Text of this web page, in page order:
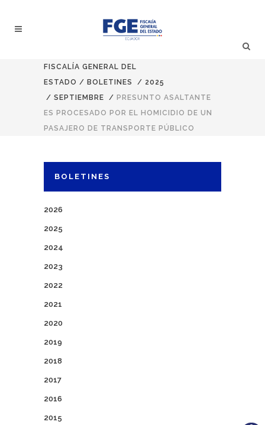
FISCALÍA GENERAL DEL
ESTADO / BOLETINES / 2025
/ SEPTIEMBRE / PRESUNTO ASALTANTE
ES PROCESADO POR EL HOMICIDIO DE UN
PASAJERO DE TRANSPORTE PÚBLICO
BOLETINES
2026
2025
2024
2023
2022
2021
2020
2019
2018
2017
2016
2015